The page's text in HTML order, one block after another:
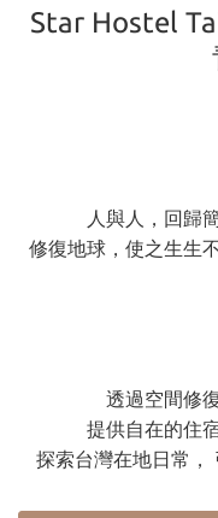
Star Hostel
人與人，回歸
修復地球，使之生生
透過空間修
提供自在的住
探索台灣在地日常，